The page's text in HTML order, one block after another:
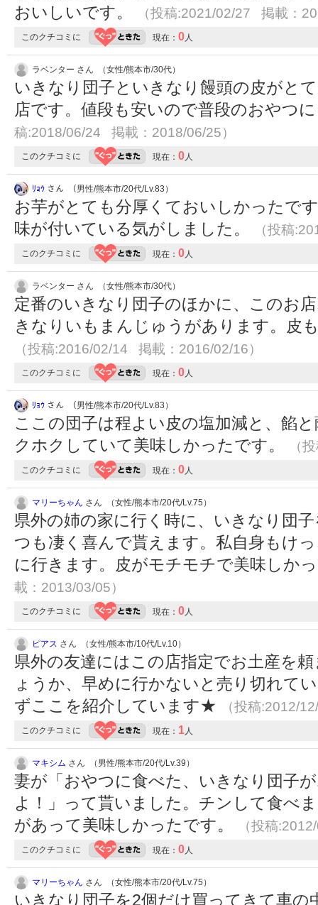
おいしいです。
（投稿:2021/02/27 掲載：
このクチコミに 現在： 0 人
ラベンター さん （女性/熊本市/30代）
いきなり団子といきなり饅頭の皮がと
店です。値段も安いので普段のおやつ
稿:2018/06/24 掲載：2018/06/25）
このクチコミに 現在： 0 人
ﾘｮｳ さん （男性/熊本市/20代/Lv.83）
お芋がとても分厚くておいしかったで
味が付いている気がしました。
（投稿
このクチコミに 現在： 0 人
ラベンター さん （女性/熊本市/30代）
定番のいきなり団子のほかに、このお
きなりいもまんじゅうがあります。皮
（投稿:2016/02/14 掲載：2016/02/16）
このクチコミに 現在： 0 人
ﾘｮｳ さん （男性/熊本市/20代/Lv.83）
ここの団子は程よい皮の塩加減と、餡
クホクしていて美味しかったです。
（
このクチコミに 現在： 0 人
マリーちゃん さん （女性/熊本市/20代/Lv.75）
県外の姉の家に行く時に、いきなり団
つも凄く喜んで貰えます。私自身もけ
に行きます。皮がモチモチで美味しか
載：2013/03/05）
このクチコミに 現在： 0 人
ピアス さん （女性/熊本市/10代/Lv.10）
県外の友達にはこの店指定でお土産を
ょうか、早めに行かないと売り切れて
ずここを紹介しています★
（投稿:2012/
このクチコミに 現在： 1 人
マキシム さん （男性/熊本市/20代/Lv.39）
妻が「おやつに食べた、いきなり団子
よ！」って貰いました。チンして食べ
があって美味しかったです。
（投稿
このクチコミに 現在： 0 人
マリーちゃん さん （女性/熊本市/20代/Lv.75）
いきなり団子を2個だけ買ってきて車